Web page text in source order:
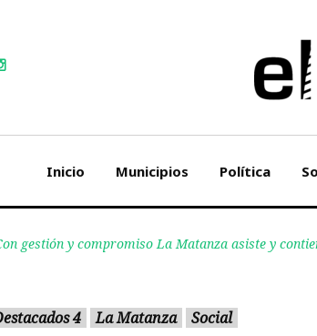
Inicio Municipios Política
gestión y compromiso La Matanza asiste y
4 La Matanza Social